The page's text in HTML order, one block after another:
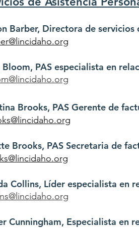
Barber, Directora de servicios
Bloom, PAS especialista en
Brooks, PAS Gerente de
Brooks, PAS Secretaria de
Collins, Líder especialista en
Cunningham, Especialista en